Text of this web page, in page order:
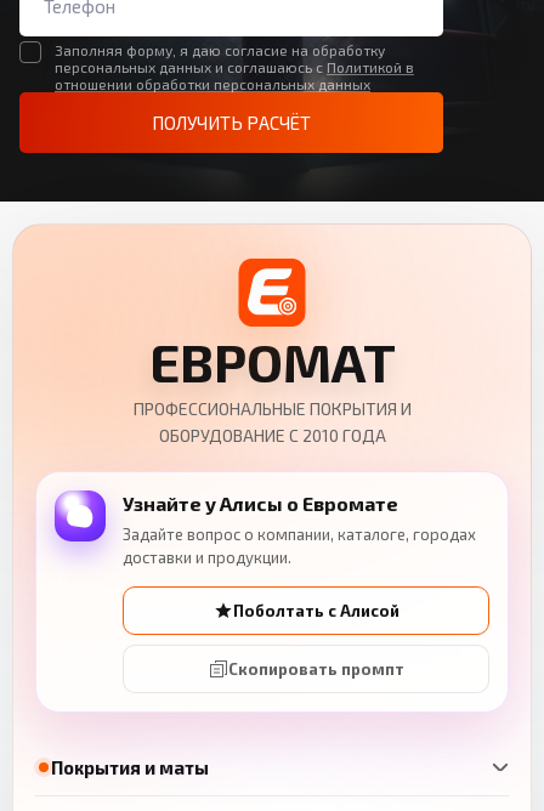
Заполняя форму, я даю согласие на обработку
персональных данных и соглашаюсь с Политикой в
отношении обработки персональных данных
ПОЛУЧИТЬ РАСЧЁТ
Покрытия и маты
ЕВРОМАТ
ПРОФЕССИОНАЛЬНЫЕ ПОКРЫТИЯ И
ОБОРУДОВАНИЕ С 2010 ГОДА
Узнайте у Алисы о Евромате
Задайте вопрос о компании, каталоге, городах
доставки и продукции.
Поболтать с Алисой
Скопировать промпт